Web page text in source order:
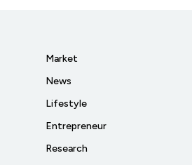
Market
News
Lifestyle
Entrepreneur
Research